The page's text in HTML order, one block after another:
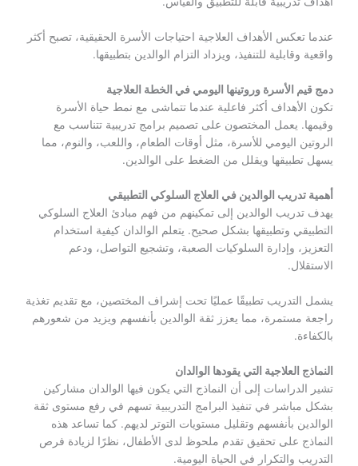
عندما تعكس الأهداف العلاجية احتياجات الأسرة الحقيقية، تصبح أكثر
واقعية وقابلية للتنفيذ، ويزداد التزام الوالدين بتطبيقها.
دمج قيم الأسرة وروتينها اليومي في الخطة العلاجية
تكون الأهداف أكثر فاعلية عندما تتماشى مع نمط حياة الأسرة
وقيمها. يعمل المختصون على تصميم برامج تدريبية تتناسب مع
الروتين اليومي للأسرة، مثل أوقات الطعام، واللعب، والنوم، مما
يسهل تطبيقها ويقلل من الضغط على الوالدين.
أهمية تدريب الوالدين في العلاج السلوكي التطبيقي
يهدف تدريب الوالدين إلى تمكينهم من فهم مبادئ العلاج السلوكي
التطبيقي وتطبيقها بشكل صحيح. يتعلم الوالدان كيفية استخدام
التعزيز، وإدارة السلوكيات الصعبة، وتشجيع التواصل، ودعم
الاستقلال.
يشمل التدريب تطبيقًا عمليًا تحت إشراف المختصين، مع تقديم تغذية
راجعة مستمرة، مما يعزز ثقة الوالدين بأنفسهم ويزيد من شعورهم
بالكفاءة.
النماذج العلاجية التي يقودها الوالدان
تشير الدراسات إلى أن النماذج التي يكون فيها الوالدان مشاركين
بشكل مباشر في تنفيذ البرامج التدريبية تسهم في رفع مستوى ثقة
الوالدين بأنفسهم وتقليل مستويات التوتر لديهم. كما تساعد هذه
النماذج على تحقيق تقدم ملحوظ لدى الأطفال، نظرًا لزيادة فرص
التدريب والتكرار في الحياة اليومية.